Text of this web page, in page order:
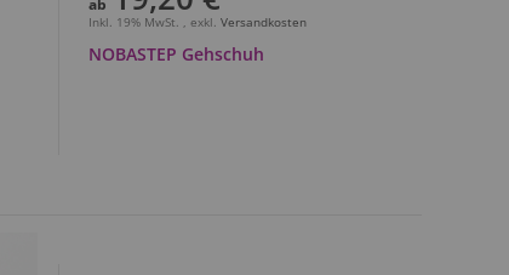
ab
Inkl. 19% MwSt. , exkl. Versandkosten
NOBASTEP Gehschuh